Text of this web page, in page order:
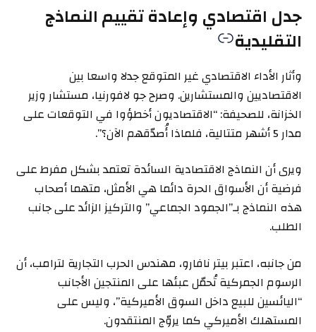
جدل اقتصادي وإعادة تقييم النماذج
التقليدية
وأثار الأداء الاقتصادي غير المتوقع جدلا واسعا بين
الاقتصاديين والمستشارين. وصرح جو لافورنيا، مستشار وزير
الخزانة، للصحيفة: “الاقتصاديون أخطؤوا في التوقعات على
مدار 5 أشهر متتالية، فلماذا أُصدّقهم الآن؟”.
ويرى أن النماذج الاقتصادية السائدة تعتمد بشكل مفرط على
فرضية أن الأسواق الحرة دائما هي الأمثل، متهما أصحاب
هذه النماذج بـ”الجمود الجماعي” والتركيز الزائد على جانب
الطلب.
من جانبه، اعتبر بيتر نافارو، مهندس الحرب التجارية لترامب، أن
الرسوم الجمركية تُحمّل عبئها على المنتجين الأجانب
“اليائسين للبيع داخل السوق الأميركية”، وليس على
المستهلك الأميركي كما يروّج المنتقدون.